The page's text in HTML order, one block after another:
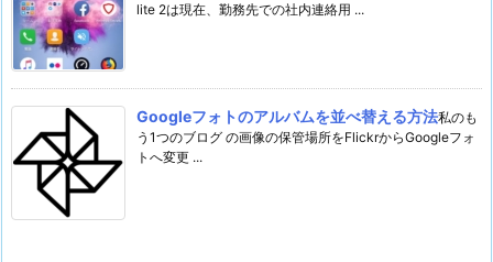
lite 2は現在、勤務先での社内連絡用 ...
Googleフォトのアルバムを並べ替える方法私のも
う1つのブログ の画像の保管場所をFlickrからGoogleフォ
トへ変更 ...